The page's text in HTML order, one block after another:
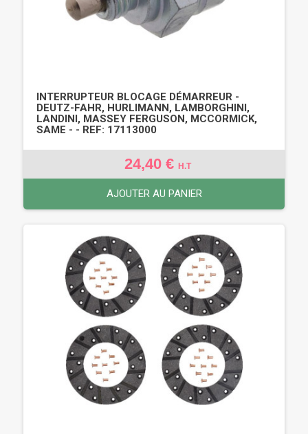
INTERRUPTEUR BLOCAGE DÉMARREUR -
DEUTZ-FAHR, HURLIMANN, LAMBORGHINI,
LANDINI, MASSEY FERGUSON, MCCORMICK,
SAME - - REF: 17113000
24,40 € H.T
AJOUTER AU PANIER